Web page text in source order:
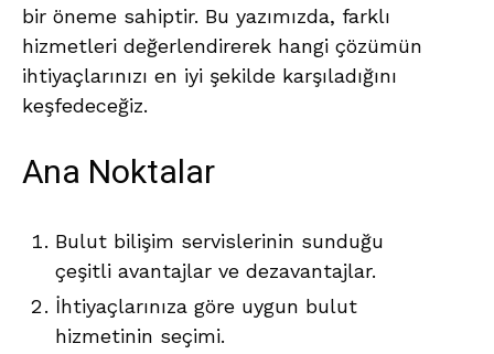
bir öneme sahiptir. Bu yazımızda, farklı
hizmetleri değerlendirerek hangi çözümün
ihtiyaçlarınızı en iyi şekilde karşıladığını
keşfedeceğiz.
Ana Noktalar
Bulut bilişim servislerinin sunduğu
çeşitli avantajlar ve dezavantajlar.
İhtiyaçlarınıza göre uygun bulut
hizmetinin seçimi.